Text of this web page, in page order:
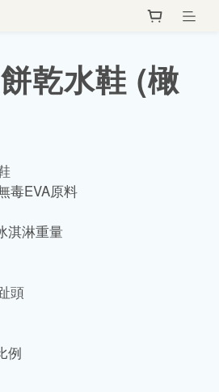
乾水鞋 (橄
毒EVA原料
淇淋重量
頭
例